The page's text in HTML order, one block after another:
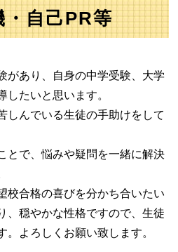
・自己PR等
があり、自身の中学受験、大学
したいと思います。
しんでいる生徒の手助けをして
とで、悩みや疑問を一緒に解決
校合格の喜びを分かち合いたい
、穏やかな性格ですので、生徒
。よろしくお願い致します。